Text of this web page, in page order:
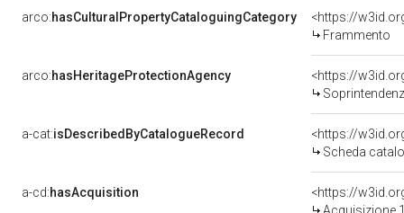
arco:hasCulturalPropertyCataloguingCategory
<https://
Frammento
arco:hasHeritageProtectionAgency
<https://
Soprintendenza
a-cat:isDescribedByCatalogueRecord
<https://
Scheda
a-cd:hasAcquisition
<https://